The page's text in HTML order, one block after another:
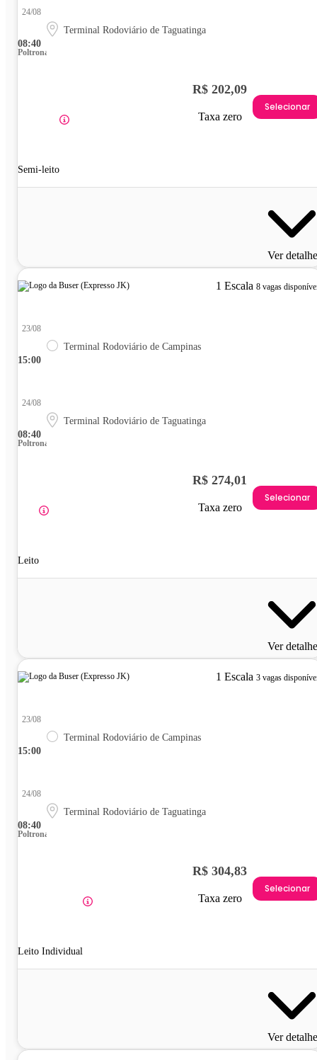
08:40
24/08
Terminal Rodoviário de Taguatinga
Poltrona
Semi-leito
R$ 202,09
Taxa zero
Selecionar
Ver
1 Escala 8 vagas
15:00
23/08
Terminal Rodoviário de Campinas
08:40
24/08
Terminal Rodoviário de Taguatinga
Poltrona
Leito
R$ 274,01
Taxa zero
Selecionar
Ver
1 Escala 3 vagas
15:00
23/08
Terminal Rodoviário de Campinas
08:40
24/08
Terminal Rodoviário de Taguatinga
Poltrona
Leito Individual
R$ 304,83
Taxa zero
Selecionar
Ver